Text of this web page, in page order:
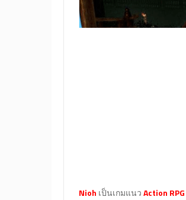
Nioh เป็นเกมแนวAction RPG